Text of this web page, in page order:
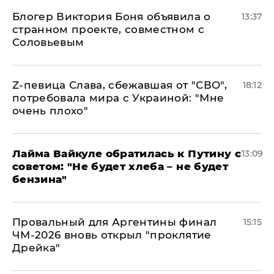
Блогер Виктория Боня объявила о
странном проекте, совместном с
Соловьевым
13:37
Z-певица Слава, сбежавшая от "СВО",
потребовала мира с Украиной: "Мне
очень плохо"
18:12
Лайма Вайкуле обратилась к Путину с
советом: "Не будет хлеба – не будет
бензина"
13:09
Провальный для Аргентины финал
ЧМ-2026 вновь открыл "проклятие
Дрейка"
15:15